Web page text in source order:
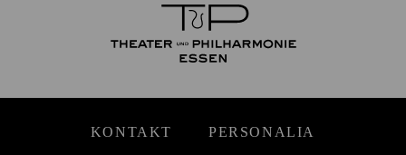
KONTAKT PERSONALIA